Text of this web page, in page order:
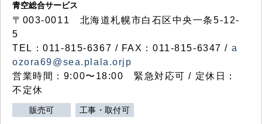
青空総合サービス
〒003-0011 北海道札幌市白石区中央一条5-12-
5
TEL：011-815-6367 / FAX：011-815-6347 / a
ozora69@sea.plala.orjp
営業時間：9:00〜18:00 緊急対応可 / 定休日：
不定休
販売可 工事・取付可